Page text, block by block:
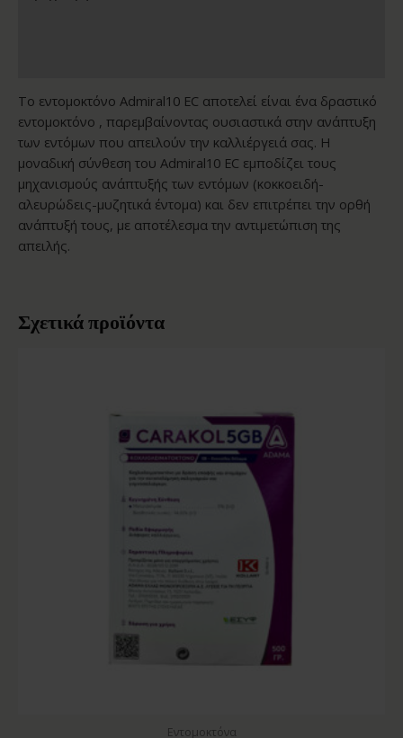
Το εντομοκτόνο Admiral10 EC αποτελεί είναι ένα δραστικό
εντομοκτόνο , παρεμβαίνοντας ουσιαστικά στην ανάπτυξη
των εντόμων που απειλούν την καλλιέργειά σας. Η
μοναδική σύνθεση του Admiral10 EC εμποδίζει τους
μηχανισμούς ανάπτυξής των εντόμων (κοκκοειδή-
αλευρώδεις-μυζητικά έντομα) και δεν επιτρέπει την ορθή
ανάπτυξή τους, με αποτέλεσμα την αντιμετώπιση της
απειλής.
Σχετικά προϊόντα
Εντομοκτόνα